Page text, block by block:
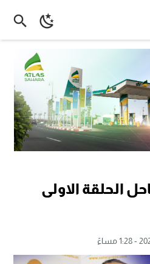
الحلقة الاولى